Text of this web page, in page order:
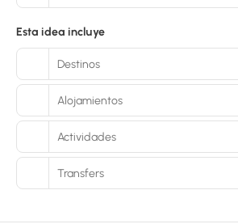
Esta idea incluye
Destinos
Alojamientos
Actividades
Transfers